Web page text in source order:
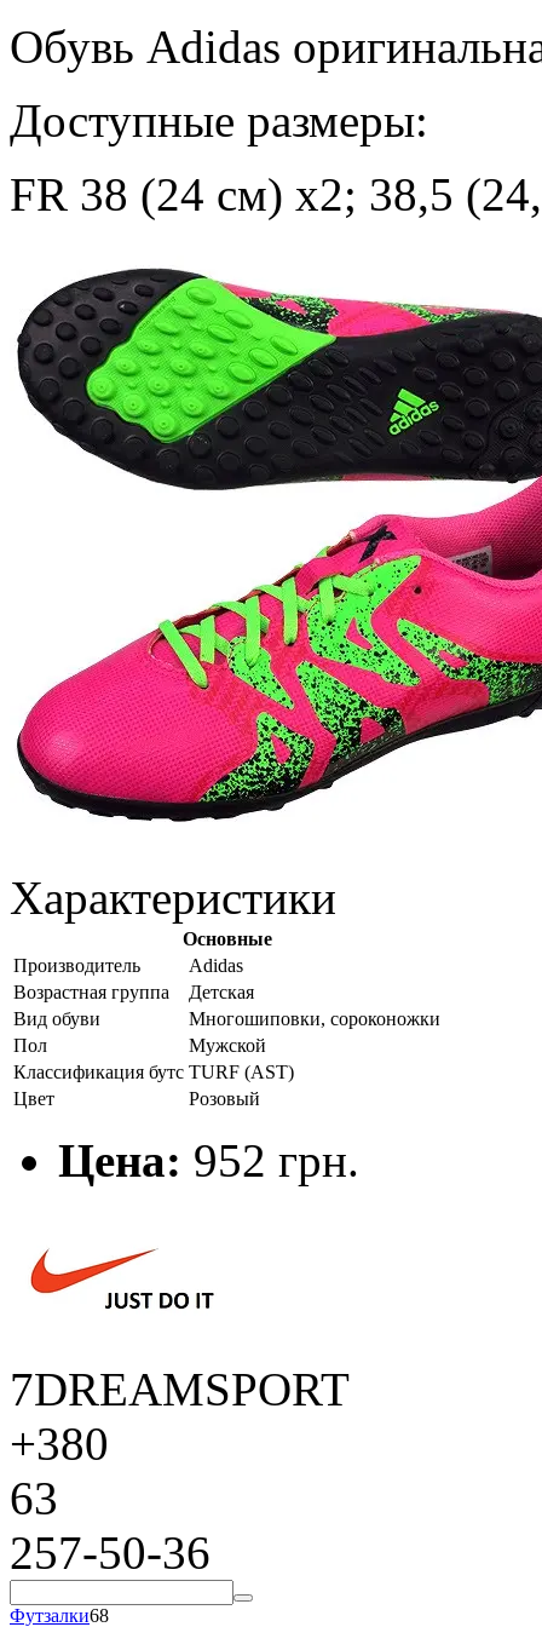
Обувь Adidas
Доступные размеры:
FR 38 (24 см) х2; 38,5
Характеристики
Основные
Производитель
Adidas
Возрастная группа
Детская
Вид обуви
Многошиповки, сороконожки
Пол
Мужской
Классификация бутс TURF (AST)
Цвет
Розовый
Цена: 952 грн.
7DREAMSPORT
+380
63
257-50-36
Футзалки68